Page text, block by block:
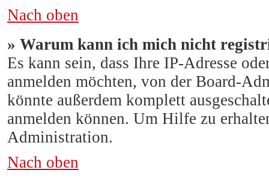
Nach oben
» Warum kann ich mich nicht
Es kann sein, dass Ihre IP-Adresse
anmelden möchten, von der Board-
könnte außerdem komplett
anmelden können. Um Hilfe zu
Administration.
Nach oben